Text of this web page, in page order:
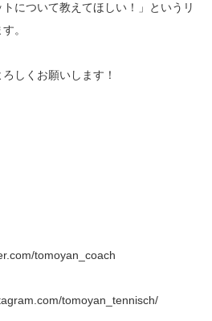
について教えてほしい！」というリ
。
しくお願いします！
tomoyan_coach
tomoyan_tennisch/